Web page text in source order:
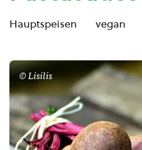
Hauptspeisen vegan
© Lisilis